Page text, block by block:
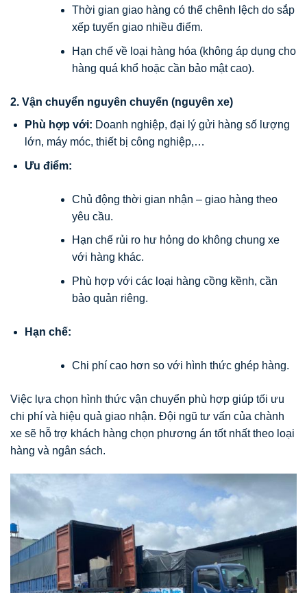
Thời gian giao hàng có thể chênh lệch do sắp
xếp tuyến giao nhiều điểm.
Hạn chế về loại hàng hóa (không áp dụng cho
hàng quá khổ hoặc cần bảo mật cao).
2. Vận chuyển nguyên chuyến (nguyên xe)
Phù hợp với: Doanh nghiệp, đại lý gửi hàng số lượng
lớn, máy móc, thiết bị công nghiệp,…
Ưu điểm:
Chủ động thời gian nhận – giao hàng theo
yêu cầu.
Hạn chế rủi ro hư hỏng do không chung xe
với hàng khác.
Phù hợp với các loại hàng cồng kềnh, cần
bảo quản riêng.
Hạn chế:
Chi phí cao hơn so với hình thức ghép hàng.
Việc lựa chọn hình thức vận chuyển phù hợp giúp tối ưu
chi phí và hiệu quả giao nhận. Đội ngũ tư vấn của chành
xe sẽ hỗ trợ khách hàng chọn phương án tốt nhất theo loại
hàng và ngân sách.